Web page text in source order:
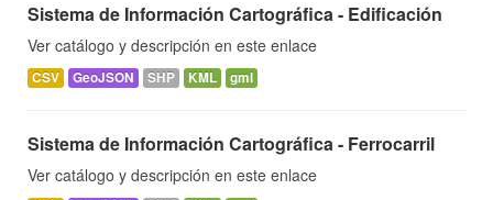
Sistema de Información Cartográfica - Edificación
Ver catálogo y descripción en este enlace
CSV GeoJSON SHP KML gml
Sistema de Información Cartográfica - Ferrocarril
Ver catálogo y descripción en este enlace